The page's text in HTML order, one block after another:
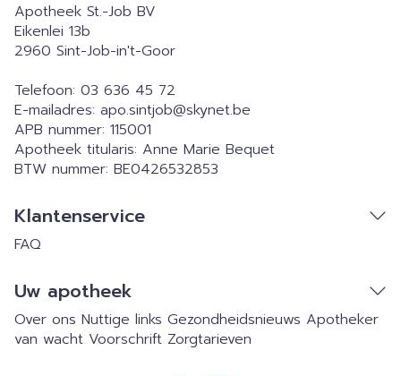
Apotheek St.-Job BV
Eikenlei 13b
2960 Sint-Job-in't-Goor
Telefoon: 03 636 45 72
E-mailadres: apo.sintjob@skynet.be
APB nummer: 115001
Apotheek titularis: Anne Marie Bequet
BTW nummer: BE0426532853
Klantenservice
FAQ
Uw apotheek
Over ons Nuttige links Gezondheidsnieuws Apotheker
van wacht Voorschrift Zorgtarieven